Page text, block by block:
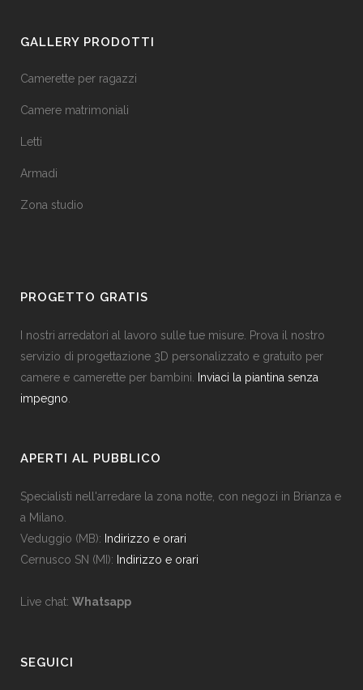
GALLERY PRODOTTI
Camerette per ragazzi
Camere matrimoniali
Letti
Armadi
Zona studio
PROGETTO GRATIS
I nostri arredatori al lavoro sulle tue misure. Prova il nostro
servizio di progettazione 3D personalizzato e gratuito per
camere e camerette per bambini.
Inviaci la piantina senza
impegno
APERTI AL PUBBLICO
Specialisti nell'arredare la zona notte, con negozi in Brianza e
a Milano.
Veduggio (MB): Indirizzo e orari
Cernusco SN (MI): Indirizzo e orari
Live chat: Whatsapp
SEGUICI